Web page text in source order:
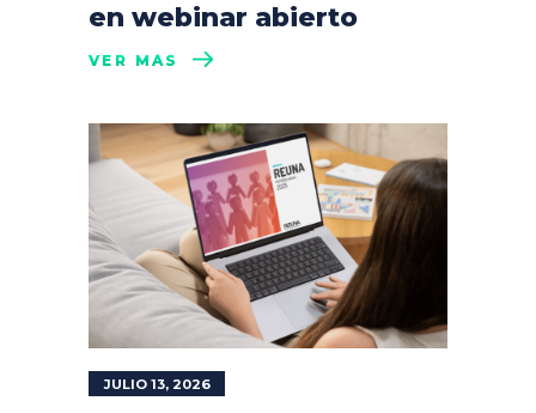
en webinar abierto
VER MÁS
JULIO 13, 2026